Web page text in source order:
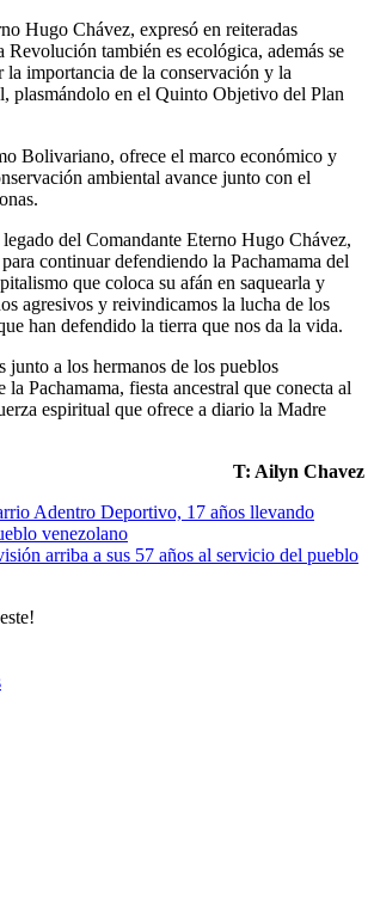
Hugo Chávez, expresó en reiteradas
Revolución también es ecológica, además se
la importancia de la conservación y la
plasmándolo en el Quinto Objetivo del Plan
Bolivariano, ofrece el marco económico y
ambiental avance junto con el
del Comandante Eterno Hugo Chávez,
continuar defendiendo la Pachamama del
que coloca su afán en saquearla y
agresivos y reivindicamos la lucha de los
han defendido la tierra que nos da la vida.
junto a los hermanos de los pueblos
Pachamama, fiesta ancestral que conecta al
espiritual que ofrece a diario la Madre
T: Ailyn Chavez
Adentro Deportivo, 17 años llevando
venezolano
arriba a sus 57 años al servicio del pueblo